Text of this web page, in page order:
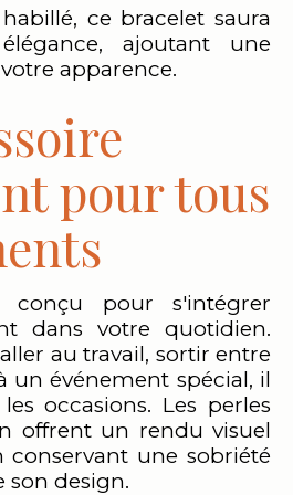
ce bracelet saura
ajoutant une
apparence.
pour tous
conçu pour s'intégrer
dans votre quotidien.
au travail, sortir entre
un événement spécial, il
occasions. Les perles
offrent un rendu visuel
conservant une sobriété
son design.